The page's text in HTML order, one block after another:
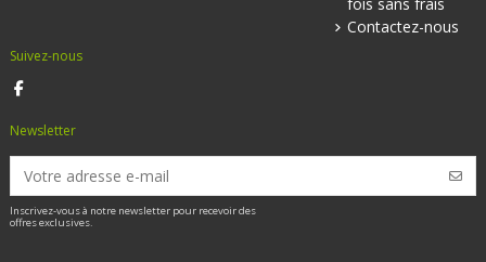
Contactez-nous
Suivez-nous
Newsletter
Inscrivez-vous à notre newsletter pour recevoir des
offres exclusives.